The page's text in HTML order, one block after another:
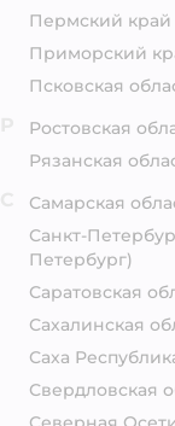
Пермский край
Приморский
Псковская
Ростовская
Рязанская
Самарская
Санкт-
Петербург)
Саратовская
Сахалинская
Саха
Свердловская